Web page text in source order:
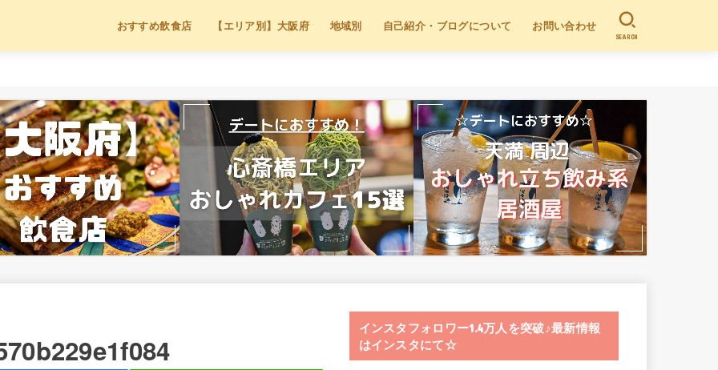
おすすめ飲食店 【エリア別】大阪府 地域別 自己紹介・ブログについて お問い合わせ
SEARCH
インスタフォロワー1.4万人を突破♪最新情報
はインスタにて☆